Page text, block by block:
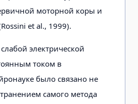
моторной коры и
et al., 1999).
электрической
током в
было связано не
самого метода